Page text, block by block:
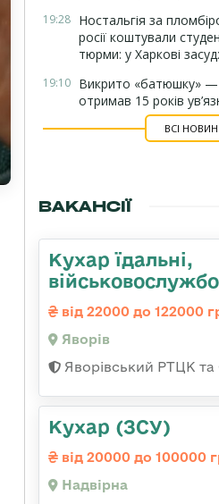
19:28 Ностальгія за
росії коштували
тюрми: у Харкові
19:10 Викрито «батюшку» —
отримав 15 років
ВСІ
ВАКАНСІЇ
Кухар їдальні,
від 22000 до 122000
Яворів
Яворівський РТЦК та
Кухар (ЗСУ)
від 20000 до 100000
Надвірна